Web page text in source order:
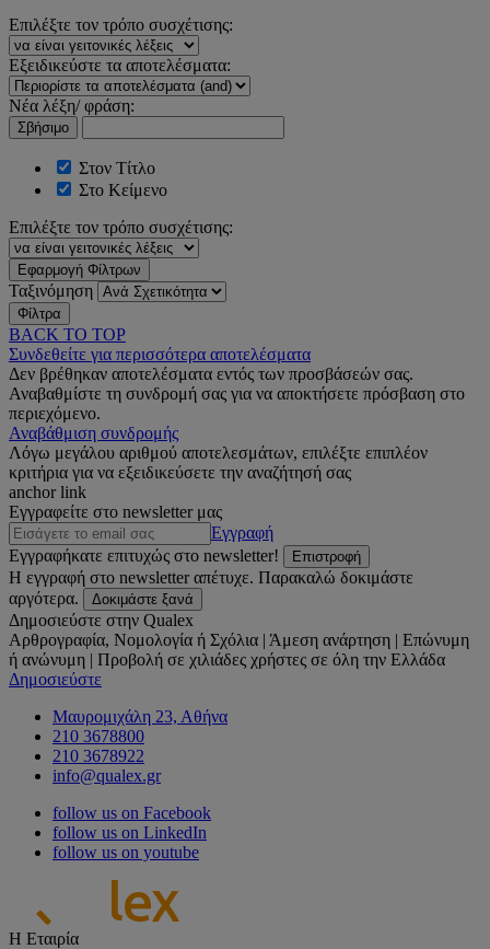
Επιλέξτε τον τρόπο συσχέτισης:
Εξειδικεύστε τα αποτελέσματα:
Νέα λέξη/ φράση:
Σβήσιμο
Στον Τίτλο
Στο Κείμενο
Επιλέξτε τον τρόπο συσχέτισης:
Εφαρμογή Φίλτρων
Ταξινόμηση
Φίλτρα
BACK TO TOP
Συνδεθείτε για περισσότερα αποτελέσματα
Δεν βρέθηκαν αποτελέσματα εντός των προσβάσεών σας.
Αναβαθμίστε τη συνδρομή σας για να αποκτήσετε πρόσβαση στο
περιεχόμενο.
Αναβάθμιση συνδρομής
Λόγω μεγάλου αριθμού αποτελεσμάτων, επιλέξτε επιπλέον
κριτήρια για να εξειδικεύσετε την αναζήτησή σας
anchor link
Εγγραφείτε στο newsletter μας
Εγγραφή
Εγγραφήκατε επιτυχώς στο newsletter!
Επιστροφή
Η εγγραφή στο newsletter απέτυχε. Παρακαλώ δοκιμάστε
αργότερα.
Δοκιμάστε ξανά
Δημοσιεύστε στην Qualex
Αρθρογραφία, Νομολογία ή Σχόλια | Άμεση ανάρτηση | Επώνυμη
ή ανώνυμη | Προβολή σε χιλιάδες χρήστες σε όλη την Ελλάδα
Δημοσιεύστε
Μαυρομιχάλη 23, Αθήνα
210 3678800
210 3678922
info@qualex.gr
follow us on Facebook
follow us on LinkedIn
follow us on youtube
Η Εταιρία